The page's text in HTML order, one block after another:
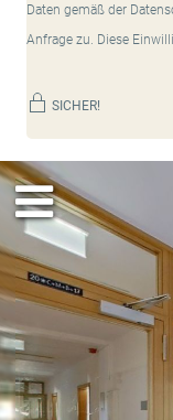
Daten gemäß der
Anfrage zu. Diese
SICHER!